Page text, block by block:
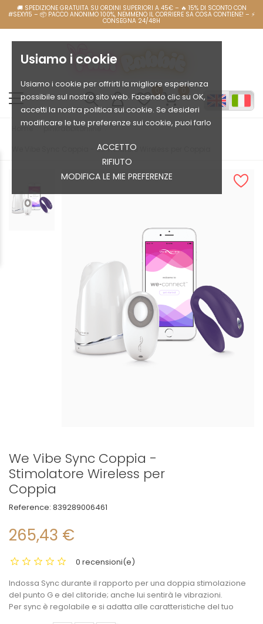
Usiamo i cookie
Usiamo i cookie per offrirti la migliore esperienza
possibile sul nostro sito web. Facendo clic su OK,
accetti la nostra politica sui cookie. Se desideri
modificare le tue preferenze sui cookie, puoi farlo
ACCETTO
RIFIUTO
MODIFICA LE MIE PREFERENZE
Home pinkrabbitonline
We Vibe Sync Coppia - Stimolatore Wireless per Coppia
We Vibe Sync Coppia -
Stimolatore Wireless per
Coppia
Reference: 839289006461
265,43 €
0 recensioni(e)
Indossa Sync durante il rapporto per una doppia stimolazione
del punto G e del clitoride; anche lui sentirà le vibrazioni.
Per sync è regolabile e si adatta alle caratteristiche del tuo